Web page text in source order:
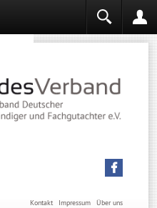
Über uns
Impressum
Kontakt